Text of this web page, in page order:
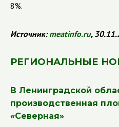
8%.
Источник:meatinfo.ru,
РЕГИОНАЛЬНЫЕ
В Ленинградской
производственная
«Северная»